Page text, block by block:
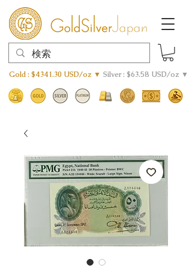
Gold : $4341.30 USD/oz ▼ Silver : $63.58 USD/oz ▼